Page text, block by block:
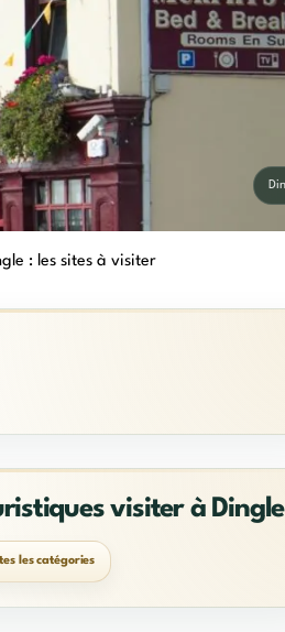
: les sites à visiter
visiter à
les catégories